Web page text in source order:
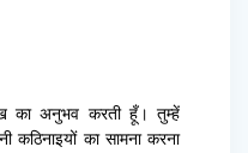
का अनुभव करती हूँ। तुम्हें
कठिनाइयों का सामना करना